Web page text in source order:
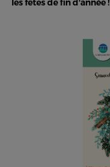
les fêtes de fin d'année !